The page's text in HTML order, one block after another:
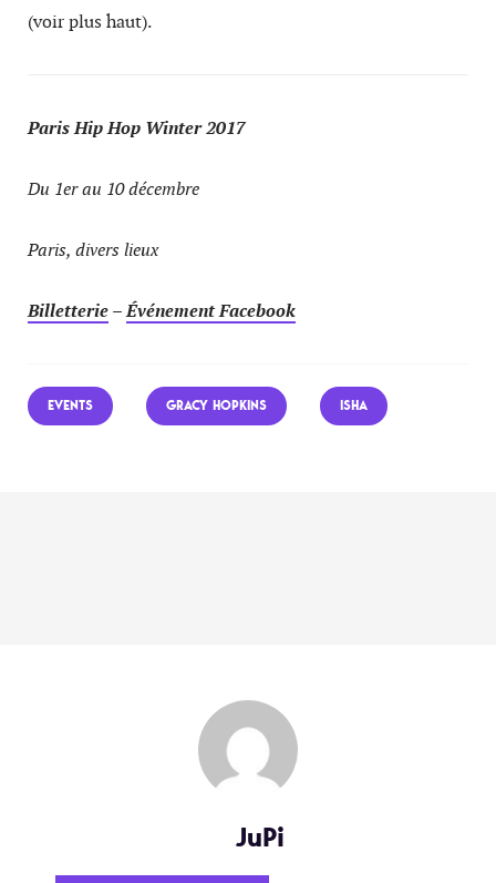
(voir plus haut).
Paris Hip Hop Winter 2017
Du 1er au 10 décembre
Paris, divers lieux
Billetterie–Événement Facebook
EVENTS GRACY HOPKINS ISHA
JuPi